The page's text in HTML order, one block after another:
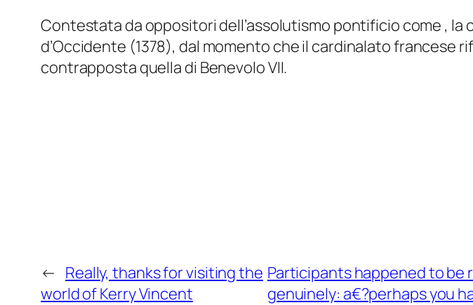
Contestata da oppositori dell’assolutismo pontificio come ,
d’Occidente (1378), dal momento che il cardinalato francese
contrapposta quella di Benevolo VII.
← Really, thanks for visiting the
world of Kerry Vincent
Participants happened to
genuinely: a€?perhaps you